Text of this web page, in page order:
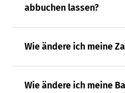
abbuchen lassen?
Wie ändere ich meine
Wie ändere ich meine